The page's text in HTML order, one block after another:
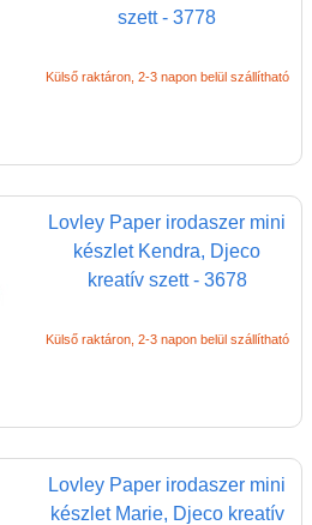
szett - 3778
Külső raktáron, 2-3 napon belül szállítható
Lovley Paper irodaszer mini
készlet Kendra, Djeco
kreatív szett - 3678
Külső raktáron, 2-3 napon belül szállítható
Lovley Paper irodaszer mini
készlet Marie, Djeco kreatív
Licenszes TOP
Magyar játékok
Montessori játékok
Okos partijátékok
Pasztell játékok
Pixelhobby